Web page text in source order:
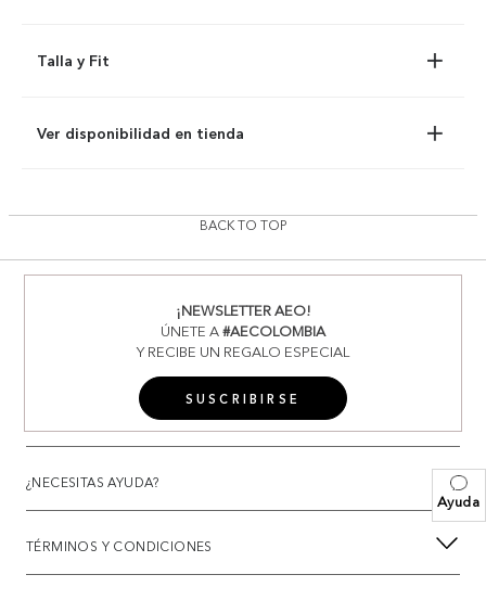
Ayuda
Talla y Fit
Ver disponibilidad en tienda
BACK TO TOP
¡NEWSLETTER AEO!
ÚNETE A#AECOLOMBIA
Y RECIBE UN REGALO ESPECIAL
SUSCRIBIRSE
¿NECESITAS AYUDA?
TÉRMINOS Y CONDICIONES